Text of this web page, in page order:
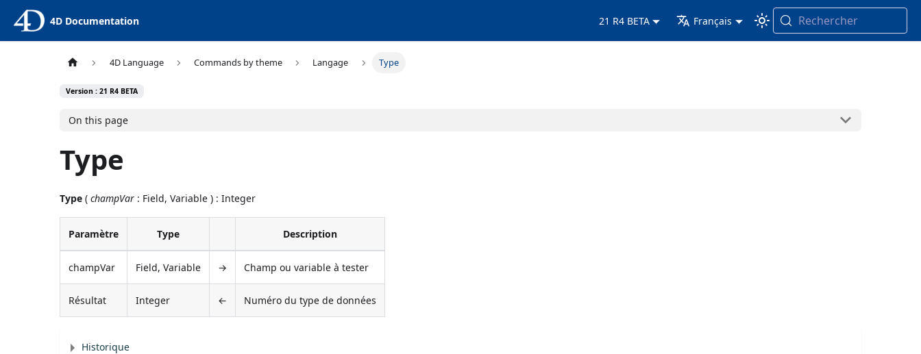
4D Documentation 21 R4 BETA Français Rechercher
4D Language Commands by theme Langage Type
Version : 21 R4 BETA
On this page
Type
Type (champVar : Field, Variable ) : Integer
Paramètre Type Description
champVar Field, Variable → Champ ou variable à tester
Résultat Integer ← Numéro du type de données
Historique